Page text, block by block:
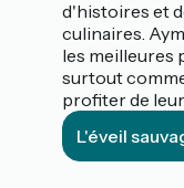
d'histoires et
culinaires.
les meilleures
surtout
profiter de
L'éveil